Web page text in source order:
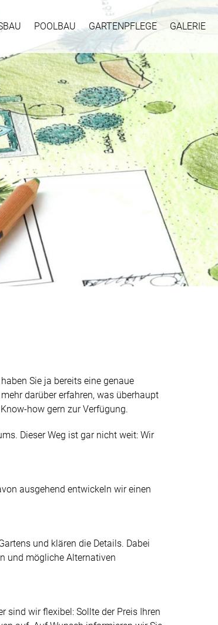
POOLBAU GARTENPFLEGE GALERIE
Sie ja bereits eine genaue
darüber erfahren, was überhaupt
how gern zur Verfügung.
Dieser Weg ist gar nicht weit: Wir
ausgehend entwickeln wir einen
und klären die Details. Dabei
und mögliche Alternativen
sind wir flexibel: Sollte der Preis Ihren